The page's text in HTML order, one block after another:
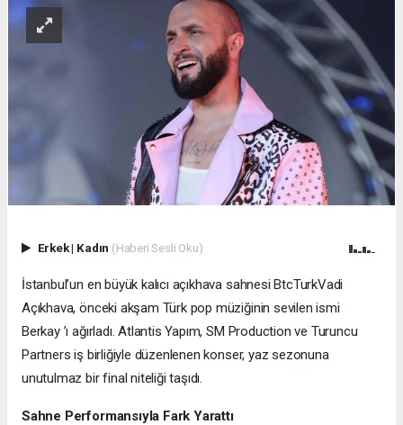
Erkek| Kadın (Haberi Sesli Oku)
İstanbul’un en büyük kalıcı açıkhava sahnesi BtcTurkVadi
Açıkhava, önceki akşam Türk pop müziğinin sevilen ismi
Berkay ’ı ağırladı. Atlantis Yapım, SM Production ve Turuncu
Partners iş birliğiyle düzenlenen konser, yaz sezonuna
unutulmaz bir final niteliği taşıdı.
Sahne Performansıyla Fark Yarattı